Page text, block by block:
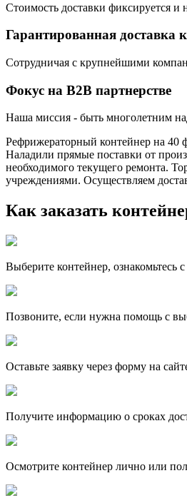
Стоимость доставки фиксируется и
Гарантированная доставка
Сотрудничая с крупнейшими
Фокус на B2B партнерстве
Наша миссия - быть многолетним
Рефрижераторный контейнер на 40
Наладили прямые поставки от
необходимого текущего ремонта.
учреждениями. Осуществляем
Как заказать
Выберите контейнер, ознакомьтесь
Позвоните, если нужна помощь с
Оставьте заявку через форму на
Получите информацию о сроках
Осмотрите контейнер лично или